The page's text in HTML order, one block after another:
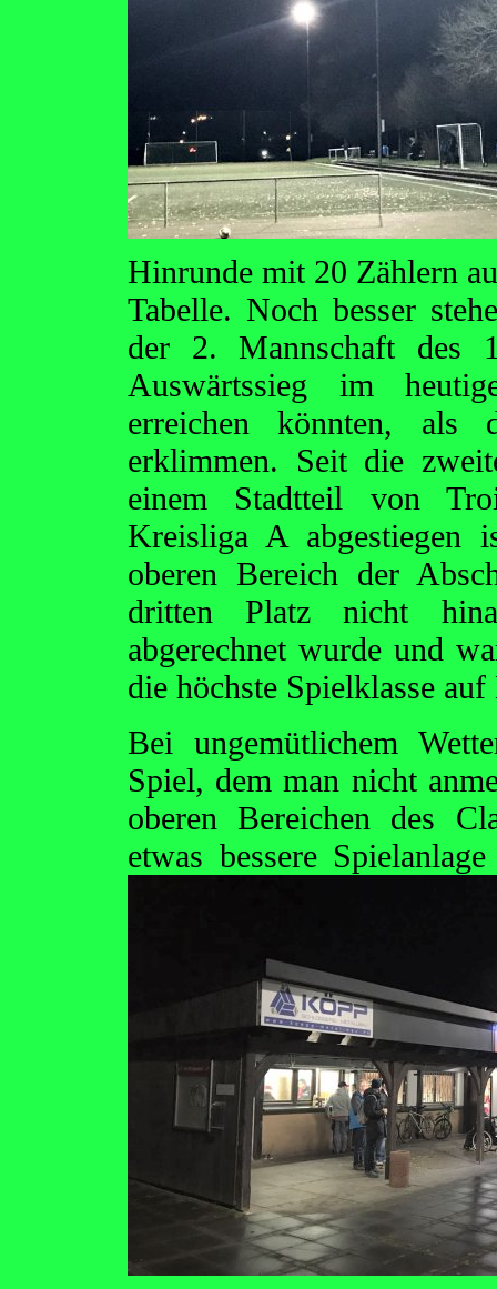
Hinrunde mit 20 Zählern
Tabelle. Noch besser
der 2. Mannschaft des
Auswärtssieg im
erreichen könnten, als
erklimmen. Seit die
einem Stadtteil von
Kreisliga A abgestiegen
oberen Bereich der
dritten Platz nicht
abgerechnet wurde und
die höchste Spielklasse auf
Bei ungemütlichem
Spiel, dem man nicht
oberen Bereichen des
etwas bessere